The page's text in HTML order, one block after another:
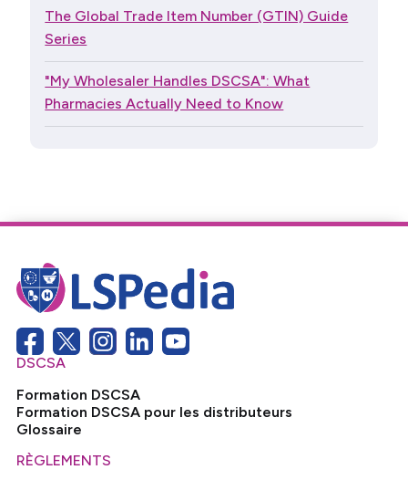
The Global Trade Item Number (GTIN) Guide
Series
"My Wholesaler Handles DSCSA": What
Pharmacies Actually Need to Know
DSCSA
Formation DSCSA
Formation DSCSA pour les distributeurs
Glossaire
RÈGLEMENTS